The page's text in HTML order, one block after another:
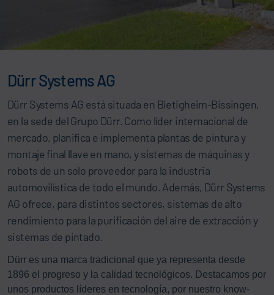
Dürr Systems AG
Dürr Systems AG está situada en Bietigheim-Bissingen,
en la sede del Grupo Dürr. Como líder internacional de
mercado, planifica e implementa plantas de pintura y
montaje final llave en mano, y sistemas de máquinas y
robots de un solo proveedor para la industria
automovilística de todo el mundo. Además, Dürr Systems
AG ofrece, para distintos sectores, sistemas de alto
rendimiento para la purificación del aire de extracción y
sistemas de pintado.
Dürr es una marca tradicional que ya representa desde
1896 el progreso y la calidad tecnológicos. Destacamos por
unos productos líderes en tecnología, por nuestro know-